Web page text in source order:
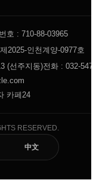
호 : 710-88-03965
2025-인천계양-0977호
(선주지동)전화 : 032-
카페24
RESERVED.
中文